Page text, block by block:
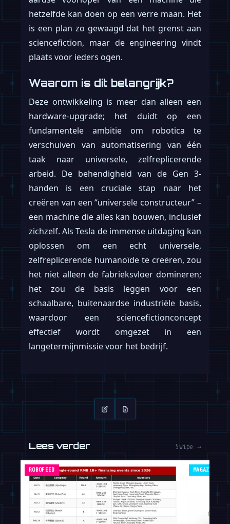
hetzelfde kan doen op een verre maan. Het
is een plan zo gewaagd dat het grenst aan
sciencefiction, maar de engineering vindt
plaats voor ieders ogen.
Waarom is dit belangrijk?
Deze ontwikkeling is meer dan alleen een
hardware-upgrade; het duidt op een
fundamentele ambitie om robotica te
verschuiven van automatisering van één
taak naar universele, zelfreplicerende
arbeid. De behendigheid van de Gen 3-
handen is een cruciale stap naar het
creëren van een “universele constructeur” –
een machine die alles kan bouwen, inclusief
zichzelf. Als Tesla de immense uitdaging kan
oplossen om een echt universele,
zelfreplicerende humanoïde te creëren, zou
het niet alleen de fabrieksvloer domineren;
het zou de basis leggen voor een
schaalbare, buitenaardse industriële basis,
waardoor een sciencefictionconcept
effectief wordt omgezet in een
langetermijnmissie voor het bedrijf.
Lees verder Swipe →
ROBOFEED MAGAZINE